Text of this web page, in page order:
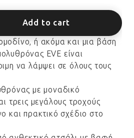
Add to cart
ή ακόμα και μια βάση
EVE είναι
να λάμψει σε όλους τους
με μοναδικό
τρεις μεγάλους τροχούς
και πρακτικό σχέδιο στο